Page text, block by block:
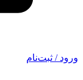
ورود / ثبت‌نام